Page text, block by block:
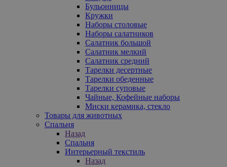
Бульонницы
Кружки
Наборы столовые
Наборы салатников
Салатник большой
Салатник мелкий
Салатник средний
Тарелки десертные
Тарелки обеденные
Тарелки суповые
Чайные, Кофейные наборы
Миски керамика, стекло
Товары для животных
Спальня
Назад
Спальня
Интерьерный текстиль
Назад